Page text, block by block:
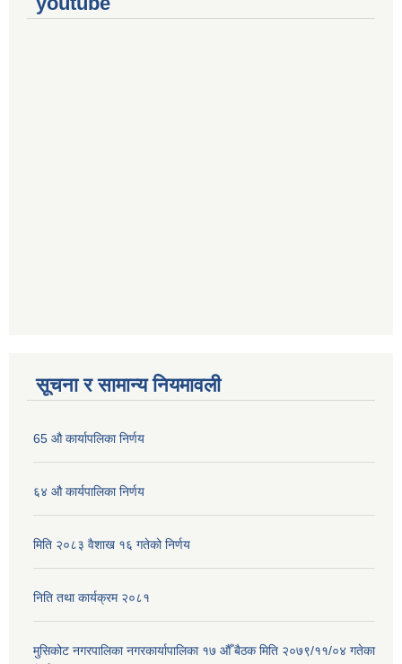
सूचना र सामान्य नियमावली
65 औ कार्यापलिका निर्णय
६४ औ कार्यपालिका निर्णय
मिति २०८३ वैशाख १६ गतेको निर्णय
निति तथा कार्यक्रम २०८१
मुसिकोट नगरपालिका नगरकार्यापालिका १७ औँ बैठक मिति २०७९/११/०४ गतेका